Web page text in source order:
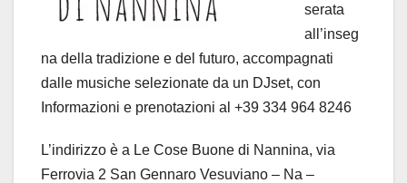
serata
all’inseg
na della tradizione e del futuro, accompagnati
dalle musiche selezionate da un DJset, con
Informazioni e prenotazioni al +39 334 964 8246
L’indirizzo è a Le Cose Buone di Nannina, via
Ferrovia 2 San Gennaro Vesuviano – Na –